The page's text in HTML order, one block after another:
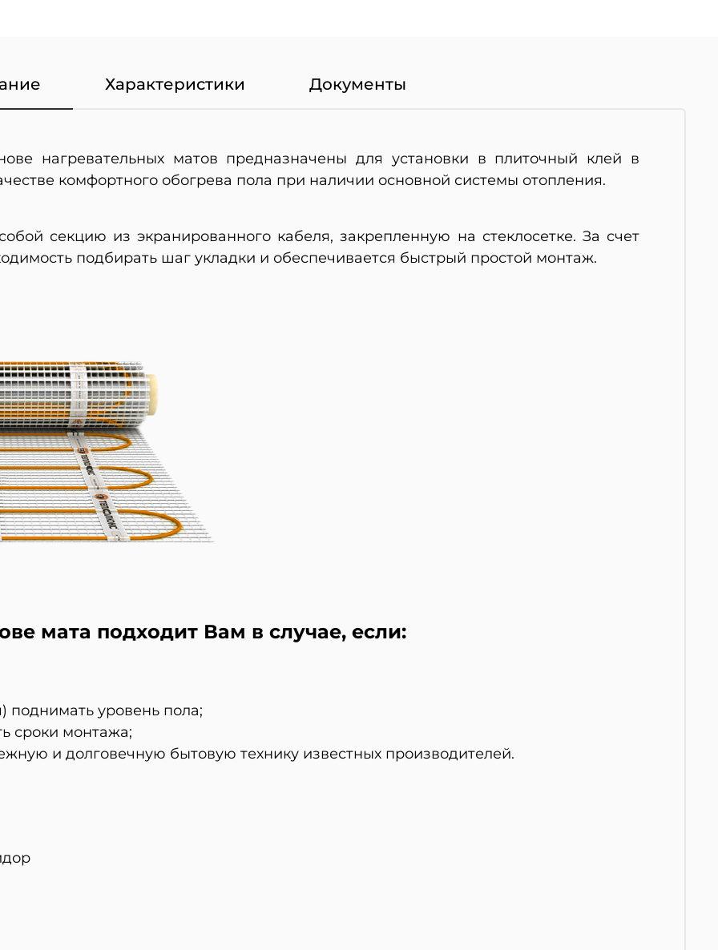
Характеристики Документы
нагревательных матов предназначены для установки в плиточный клей в
комфортного обогрева пола при наличии основной системы отопления.
секцию из экранированного кабеля, закрепленную на стеклосетке. За счет
подбирать шаг укладки и обеспечивается быстрый простой монтаж.
мата подходит Вам в случае, если:
поднимать уровень пола;
сроки монтажа;
и долговечную бытовую технику известных производителей.